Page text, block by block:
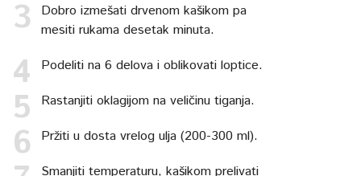
Dobro izmešati drvenom kašikom pa
mesiti rukama desetak minuta.
Podeliti na 6 delova i oblikovati loptice.
Rastanjiti oklagijom na veličinu tiganja.
Pržiti u dosta vrelog ulja (200-300 ml).
Smanjiti temperaturu, kašikom prelivati